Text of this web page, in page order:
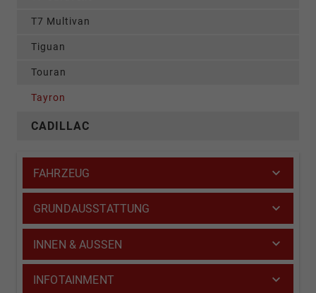
T7 Multivan
Tiguan
Touran
Tayron
CADILLAC
FAHRZEUG
GRUNDAUSSTATTUNG
INNEN & AUSSEN
INFOTAINMENT